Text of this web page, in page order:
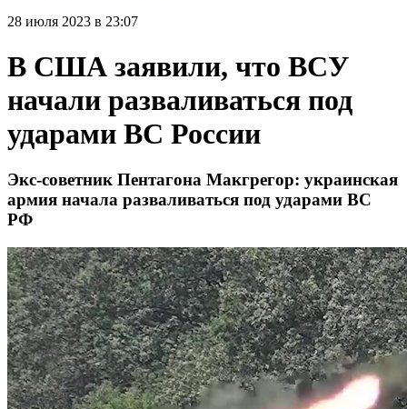
28 июля 2023 в 23:07
В США заявили, что ВСУ
начали разваливаться под
ударами ВС России
Экс-советник Пентагона Макгрегор: украинская
армия начала разваливаться под ударами ВС
РФ